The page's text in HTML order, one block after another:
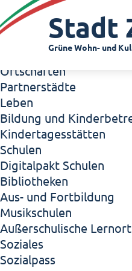
Zeitz - Die Kleinstadt
Willkommen in Zeitz!
Interview mit
Zeitz - Stadt der Zukunft
Ortschaften
Partnerstädte
Leben
Bildung und
Kindertagesstätten
Schulen
Digitalpakt Schulen
Bibliotheken
Aus- und Fortbildung
Musikschulen
Außerschulische
Soziales
Sozialpass
Stadt
Grüne Wohn- und